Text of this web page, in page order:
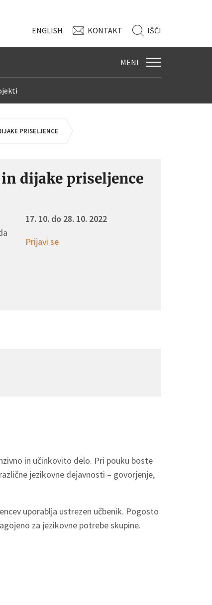
ENGLISH KONTAKT IŠČI
MENI
PRISELJENCE
dijake priseljence
17. 10. do 28. 10. 2022
Prijavi se
in učinkovito delo. Pri pouku boste
jezikovne dejavnosti – govorjenje,
uporablja ustrezen učbenik. Pogosto
za jezikovne potrebe skupine.